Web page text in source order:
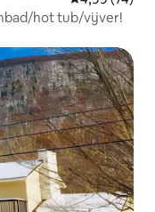
hot tub/vijver!